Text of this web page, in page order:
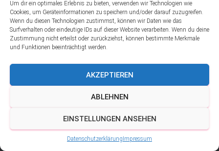
Um dir ein optimales Erlebnis zu bieten, verwenden wir Technologien wie
Cookies, um Geräteinformationen zu speichern und/oder darauf zuzugreifen.
Wenn du diesen Technologien zustimmst, können wir Daten wie das
Surfverhalten oder eindeutige IDs auf dieser Website verarbeiten. Wenn du deine
Zustimmung nicht erteilst oder zurückziehst, können bestimmte Merkmale
und Funktionen beeinträchtigt werden.
AKZEPTIEREN
ABLEHNEN
EINSTELLUNGEN ANSEHEN
Datenschutzerklärung Impressum
系。
Hestia |由ThemeIsle开发